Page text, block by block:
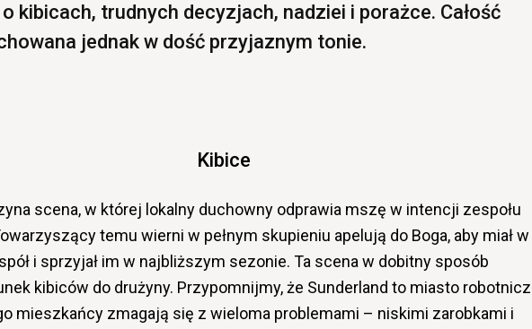
kibicach, trudnych decyzjach, nadziei i porażce. Całość
jednak w dość przyjaznym tonie.
Kibice
scena, w której lokalny duchowny odprawia mszę w intencji zespołu
temu wierni w pełnym skupieniu apelują do Boga, aby miał w
i sprzyjał im w najbliższym sezonie. Ta scena w dobitny sposób
kibiców do drużyny. Przypomnijmy, że Sunderland to miasto
mieszkańcy zmagają się z wieloma problemami – niskimi zarobkami i